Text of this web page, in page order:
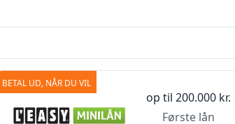
BETAL UD, NÅR DU VIL
op til200.000 kr.
Første lån